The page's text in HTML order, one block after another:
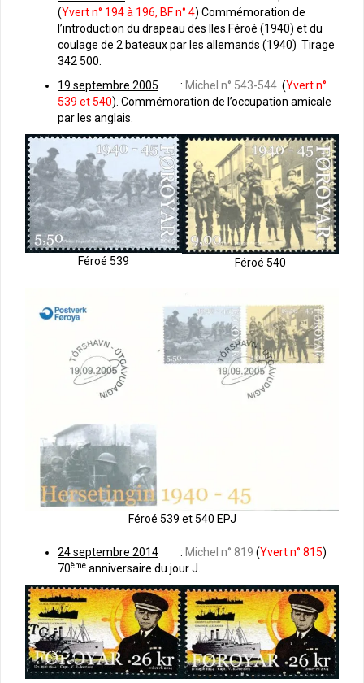
(Yvert n° 194 à 196, BF n° 4) Commémoration de
l’introduction du drapeau des Iles Féroé (1940) et du
coulage de 2 bateaux par les allemands (1940) Tirage
342 500.
19 septembre 2005 : Michel n° 543-544 (Yvert n°
539 et 540). Commémoration de l’occupation amicale
par les anglais.
Féroé 539 Féroé 540
Féroé 539 et 540 EPJ
24 septembre 2014 : Michel n° 819 (Yvert n° 815)
70ème anniversaire du jour J.